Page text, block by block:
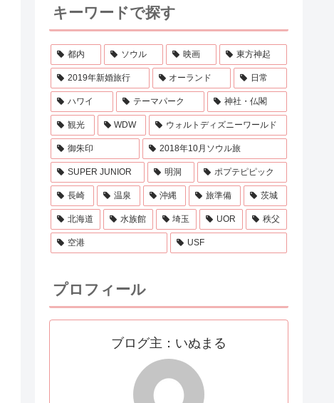
キーワードで探す
都内 ソウル 映画 東方神起
2019年新婚旅行 オーランド 日常
ハワイ テーマパーク 神社・仏閣
観光 WDW ウォルトディズニーワールド
御朱印 2018年10月ソウル旅
SUPER JUNIOR 明洞 ポプテピピック
長崎 温泉 沖縄 旅準備 茨城
北海道 水族館 埼玉 UOR 秩父
空港 USF
プロフィール
ブログ主：いぬまる